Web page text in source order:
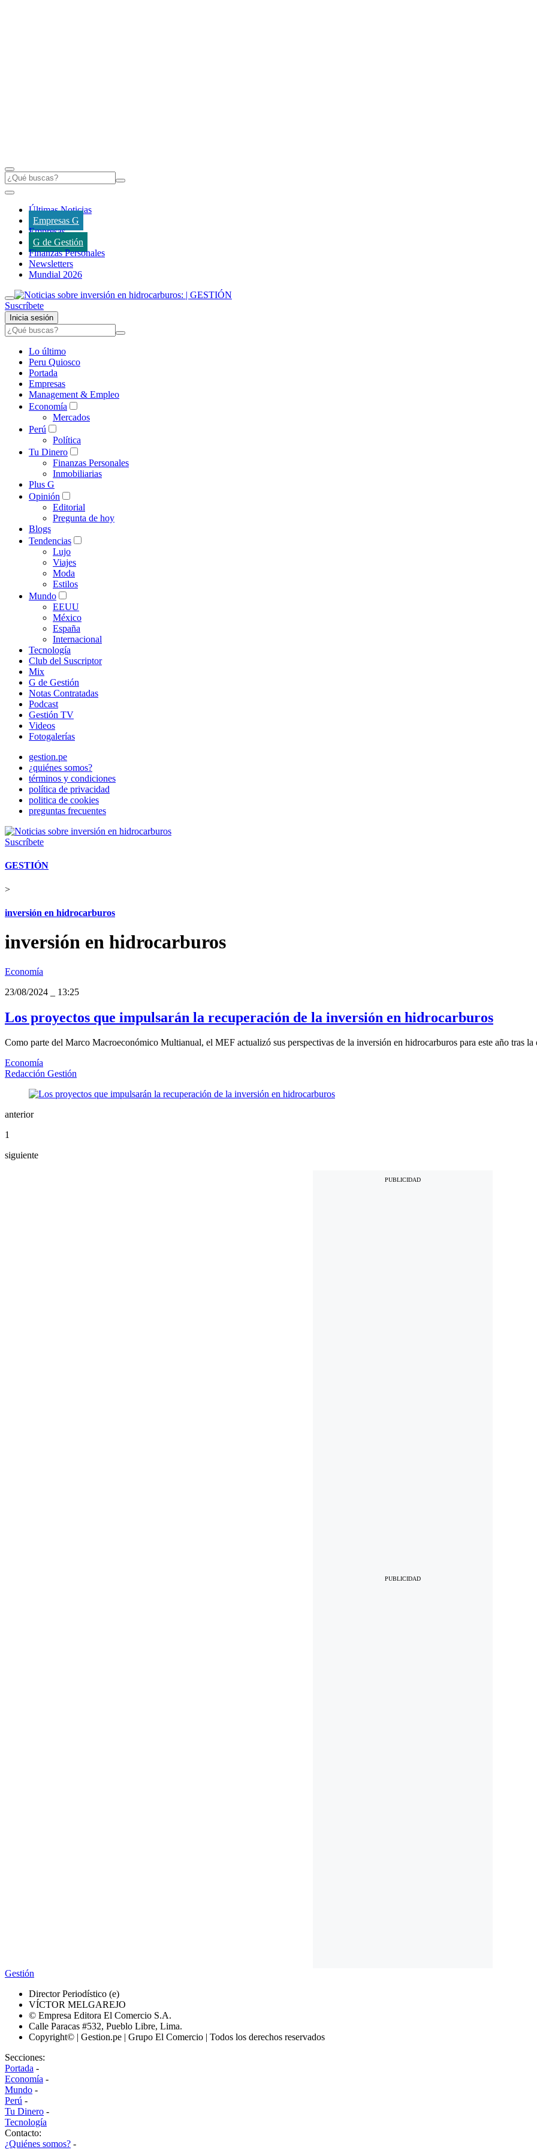
Últimas Noticias
Empresas G
Empresas
G de Gestión
Finanzas Personales
Newsletters
Mundial 2026
Suscríbete
Inicia sesión
Lo último
Peru Quiosco
Portada
Empresas
Management & Empleo
Economía
Mercados
Perú
Política
Tu Dinero
Finanzas Personales
Inmobiliarias
Plus G
Opinión
Editorial
Pregunta de hoy
Blogs
Tendencias
Lujo
Viajes
Moda
Estilos
Mundo
EEUU
México
España
Internacional
Tecnología
Club del Suscriptor
Mix
G de Gestión
Notas Contratadas
Podcast
Gestión TV
Videos
Fotogalerías
gestion.pe
¿quiénes somos?
términos y condiciones
política de privacidad
politica de cookies
preguntas frecuentes
Suscríbete
GESTIÓN
>
inversión en hidrocarburos
inversión en hidrocarburos
Economía
23/08/2024
13:25
Los proyectos que impulsarán la recuperación de la inversión en hidrocarburos
Como parte del Marco Macroeconómico Multianual, el MEF actualizó sus perspectivas de la inversión en hidrocarburos para este año tras la
Economía
Redacción Gestión
anterior
1
siguiente
Gestión
Director Periodístico (e)
VÍCTOR MELGAREJO
© Empresa Editora El Comercio S.A.
Calle Paracas #532, Pueblo Libre, Lima.
Copyright© | Gestion.pe | Grupo El Comercio | Todos los derechos reservados
Secciones:
Portada -
Economía -
Mundo -
Perú -
Tu Dinero -
Tecnología
Contacto:
¿Quiénes somos? -